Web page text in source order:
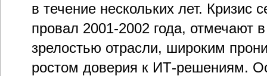
в течение нескольких лет. Кризис
провал 2001-2002 года, отмечают
зрелостью отрасли, широким
ростом доверия к ИТ-решениям.